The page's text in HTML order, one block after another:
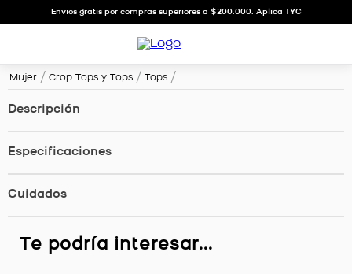
Envíos gratis por compras superiores a $200.000. Aplica TYC
Mujer Crop Tops y Tops Tops
Descripción
Especificaciones
Cuidados
Te podría interesar...